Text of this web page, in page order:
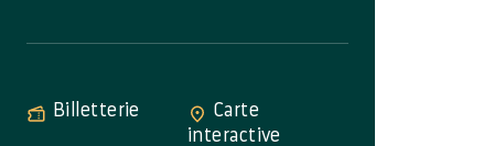
Billetterie
Carte
interactive